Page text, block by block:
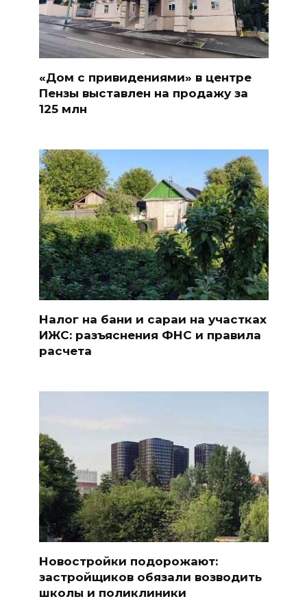
«Дом с привидениями» в центре
Пензы выставлен на продажу за
125 млн
Налог на бани и сараи на участках
ИЖС: разъяснения ФНС и правила
расчета
Новостройки подорожают:
застройщиков обязали возводить
школы и поликлиники